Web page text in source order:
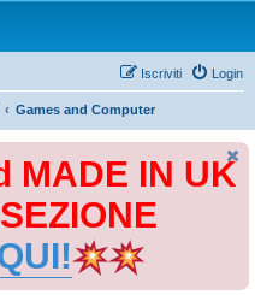
Login
Iscriviti
Games and Computer
MADE IN UK